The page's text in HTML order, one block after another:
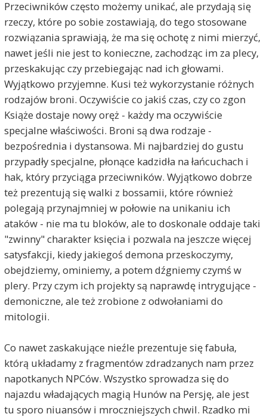
Przeciwników często możemy unikać, ale przydają się
rzeczy, które po sobie zostawiają, do tego stosowane
rozwiązania sprawiają, że ma się ochotę z nimi mierzyć,
nawet jeśli nie jest to konieczne, zachodząc im za plecy,
przeskakując czy przebiegając nad ich głowami.
Wyjątkowo przyjemne. Kusi też wykorzystanie różnych
rodzajów broni. Oczywiście co jakiś czas, czy co zgon
Książe dostaje nowy oręż - każdy ma oczywiście
specjalne właściwości. Broni są dwa rodzaje -
bezpośrednia i dystansowa. Mi najbardziej do gustu
przypadły specjalne, płonące kadzidła na łańcuchach i
hak, który przyciąga przeciwników. Wyjątkowo dobrze
też prezentują się walki z bossamii, które również
polegają przynajmniej w połowie na unikaniu ich
ataków - nie ma tu bloków, ale to doskonale oddaje taki
"zwinny" charakter księcia i pozwala na jeszcze więcej
satysfakcji, kiedy jakiegoś demona przeskoczymy,
obejdziemy, ominiemy, a potem dźgniemy czymś w
plery. Przy czym ich projekty są naprawdę intrygujące -
demoniczne, ale też zrobione z odwołaniami do
mitologii.
Co nawet zaskakujące nieźle prezentuje się fabuła,
którą układamy z fragmentów zdradzanych nam przez
napotkanych NPCów. Wszystko sprowadza się do
najazdu władających magią Hunów na Persję, ale jest
tu sporo niuansów i mroczniejszych chwil. Rzadko mi